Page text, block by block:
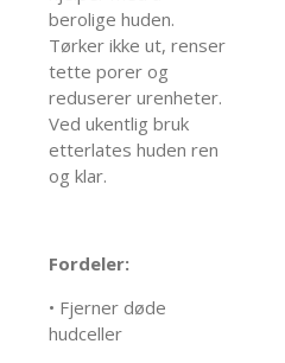
berolige huden.
Tørker ikke ut, renser
tette porer og
reduserer urenheter.
Ved ukentlig bruk
etterlates huden ren
og klar.
Fordeler:
• Fjerner døde
hudceller